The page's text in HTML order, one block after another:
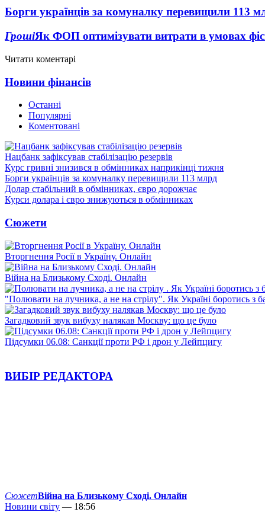
Борги українців за комуналку перевищили 113
ГрошіЯк ФОП оптимізувати витрати в умовах
Читати коментарі
Новини фінансів
Останні
Популярні
Коментовані
Нацбанк зафіксував стабілізацію резервів
Курс гривні знизився в обмінниках наприкінці тижня
Борги українців за комуналку перевищили 113 млрд
Долар стабільний в обмінниках, євро дорожчає
Курси долара і євро знижуються в обмінниках
Сюжети
Вторгнення Росії в Україну. Онлайн
Війна на Близькому Сході. Онлайн
"Полювати на лучника, а не на стрілу". Як Україні боротись з
Загадковий звук вибуху налякав Москву: що це було
Підсумки 06.08: Санкції проти РФ і дрон у Лейпцигу
ВИБІР РЕДАКТОРА
СюжетВійна на Близькому Сході. Онлайн
Новини світу — 18:56